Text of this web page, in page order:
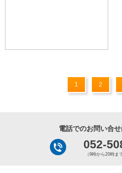
1 2
電話でのお問い合
052-
（9時から20時ま